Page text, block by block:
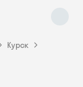
Курск